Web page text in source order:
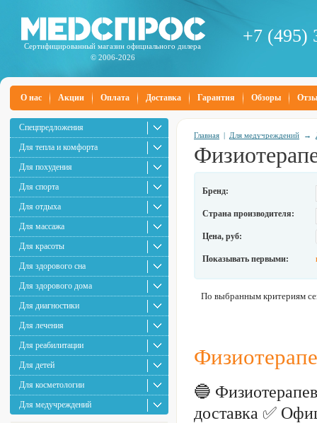
Сертифицированный магазин официального дилера
© 2006-2026
+7 (495)
О нас Акции Оплата Доставка Гарантия Обзоры
Спецпредложения
Для тепла и комфорта
Для похудения
Для спорта
Для отдыха
Для массажа
Для красоты
Для здорового сна
Для здорового дома
Для диагностики
Для лечения
Для реабилитации
Для детей
Для косметологии
Для медучреждений
Главная | Для медучреждений →
Бренд:
Страна производителя:
Цена, руб:
Показывать первыми:
По выбранным критериям
🔵
доставка ✅